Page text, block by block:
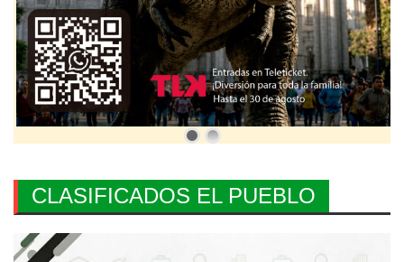
CLASIFICADOS EL PUEBLO